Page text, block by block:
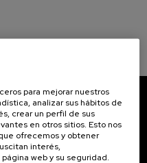
para mejorar nuestros
analizar sus hábitos de
crear un perfil de sus
en otros sitios. Esto nos
ofrecemos y obtener
interés,
web y su seguridad.